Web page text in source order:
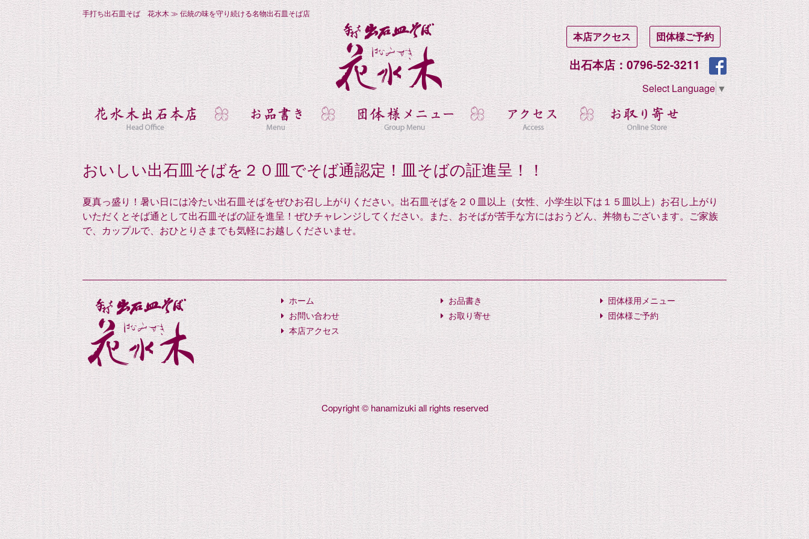
手打ち出石皿そば 花水木 ≫ 伝統の味を守り続ける名物出石皿そば店
団体様ご予約
本店アクセス
出石本店：0796-52-3211
Select Language ▼
おいしい出石皿そばを２０皿でそば通認定！皿そばの証進呈！！
夏真っ盛り！暑い日には冷たい出石皿そばをぜひお召し上がりください。出石皿そばを２０皿以上（女性、小学生以下は１５皿以上）お召し上がり
いただくとそば通として出石皿そばの証を進呈！ぜひチャレンジしてください。また、おそばが苦手な方にはおうどん、丼物もございます。ご家族
で、カップルで、おひとりさまでも気軽にお越しくださいませ。
ホーム
お問い合わせ
本店アクセス
お品書き
お取り寄せ
団体様用メニュー
団体様ご予約
Copyright © hanamizuki all rights reserved